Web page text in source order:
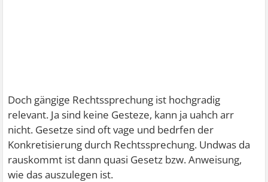
Doch gängige Rechtssprechung ist hochgradig
relevant. Ja sind keine Gesteze, kann ja uahch arr
nicht. Gesetze sind oft vage und bedrfen der
Konkretisierung durch Rechtssprechung. Undwas da
rauskommt ist dann quasi Gesetz bzw. Anweisung,
wie das auszulegen ist.